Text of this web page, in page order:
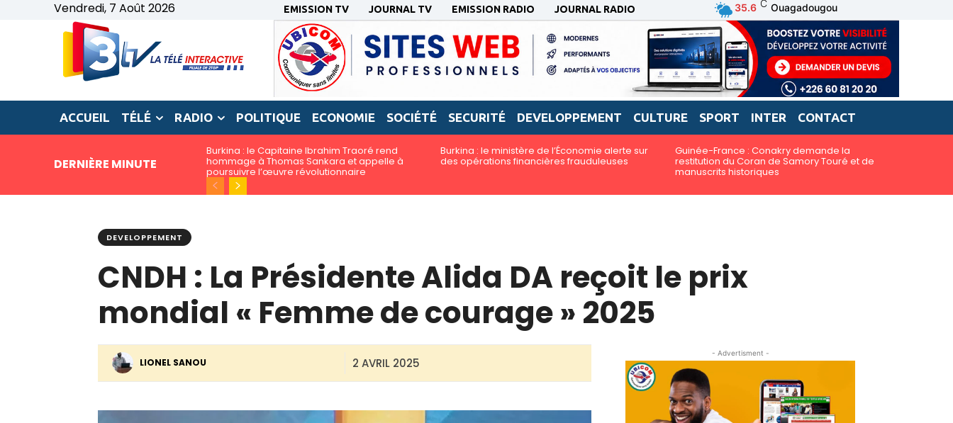
Vendredi, 7 Août 2026 EMISSION TV JOURNAL TV EMISSION RADIO JOURNAL RADIO 35.6 C Ouagadougou
ACCUEIL TÉLÉ RADIO POLITIQUE ECONOMIE SOCIÉTÉ SECURITÉ DEVELOPPEMENT CULTURE SPORT INTER CONTACT
DERNIÈRE MINUTE
Burkina : le Capitaine Ibrahim Traoré rend
hommage à Thomas Sankara et appelle à
poursuivre l’œuvre révolutionnaire
Burkina : le ministère de l’Économie alerte sur
des opérations financières frauduleuses
Guinée-France : Conakry demande la
restitution du Coran de Samory Touré et de
manuscrits historiques
DEVELOPPEMENT
CNDH : La Présidente Alida DA reçoit le prix
mondial « Femme de courage » 2025
LIONEL SANOU 2 AVRIL 2025
- Advertisment -